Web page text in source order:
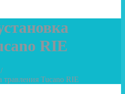
RIE
/
травления Tucano RIE